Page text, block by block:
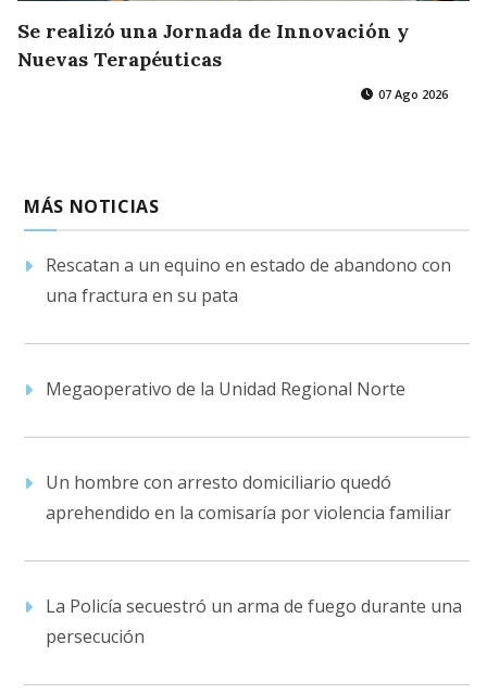
Se realizó una Jornada de Innovación y
Nuevas Terapéuticas
07 Ago 2026
MÁS NOTICIAS
Rescatan a un equino en estado de abandono con
una fractura en su pata
Megaoperativo de la Unidad Regional Norte
Un hombre con arresto domiciliario quedó
aprehendido en la comisaría por violencia familiar
La Policía secuestró un arma de fuego durante una
persecución